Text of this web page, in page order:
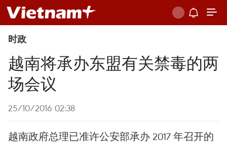
时政
越南将承办东盟有关禁毒的两
场会议
25/10/2016 02:38
越南政府总理已准许公安部承办 2017 年召开的